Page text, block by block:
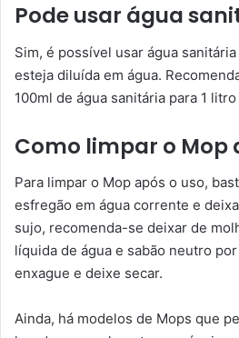
Pode usar água
Sim, é possível usar água
esteja diluída em água.
100ml de água sanitária para 1
Como limpar o Mop
Para limpar o Mop após o uso,
esfregão em água corrente e
sujo, recomenda-se deixar de
líquida de água e sabão neutro
enxague e deixe secar.
Ainda, há modelos de Mops que